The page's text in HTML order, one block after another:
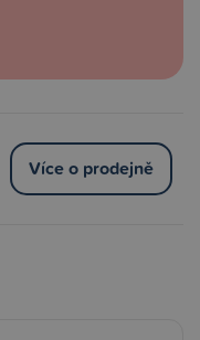
Více o prodejně